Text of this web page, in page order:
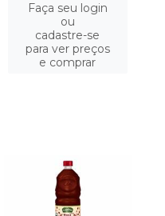
Faça seu login
ou
cadastre-se
para ver preços
e comprar